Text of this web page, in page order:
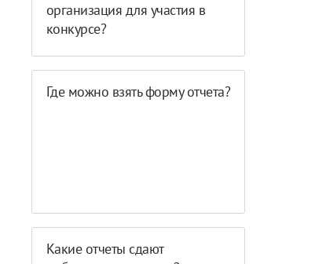
организация для участия в
конкурсе?
Где можно взять форму отчета?
Какие отчеты сдают